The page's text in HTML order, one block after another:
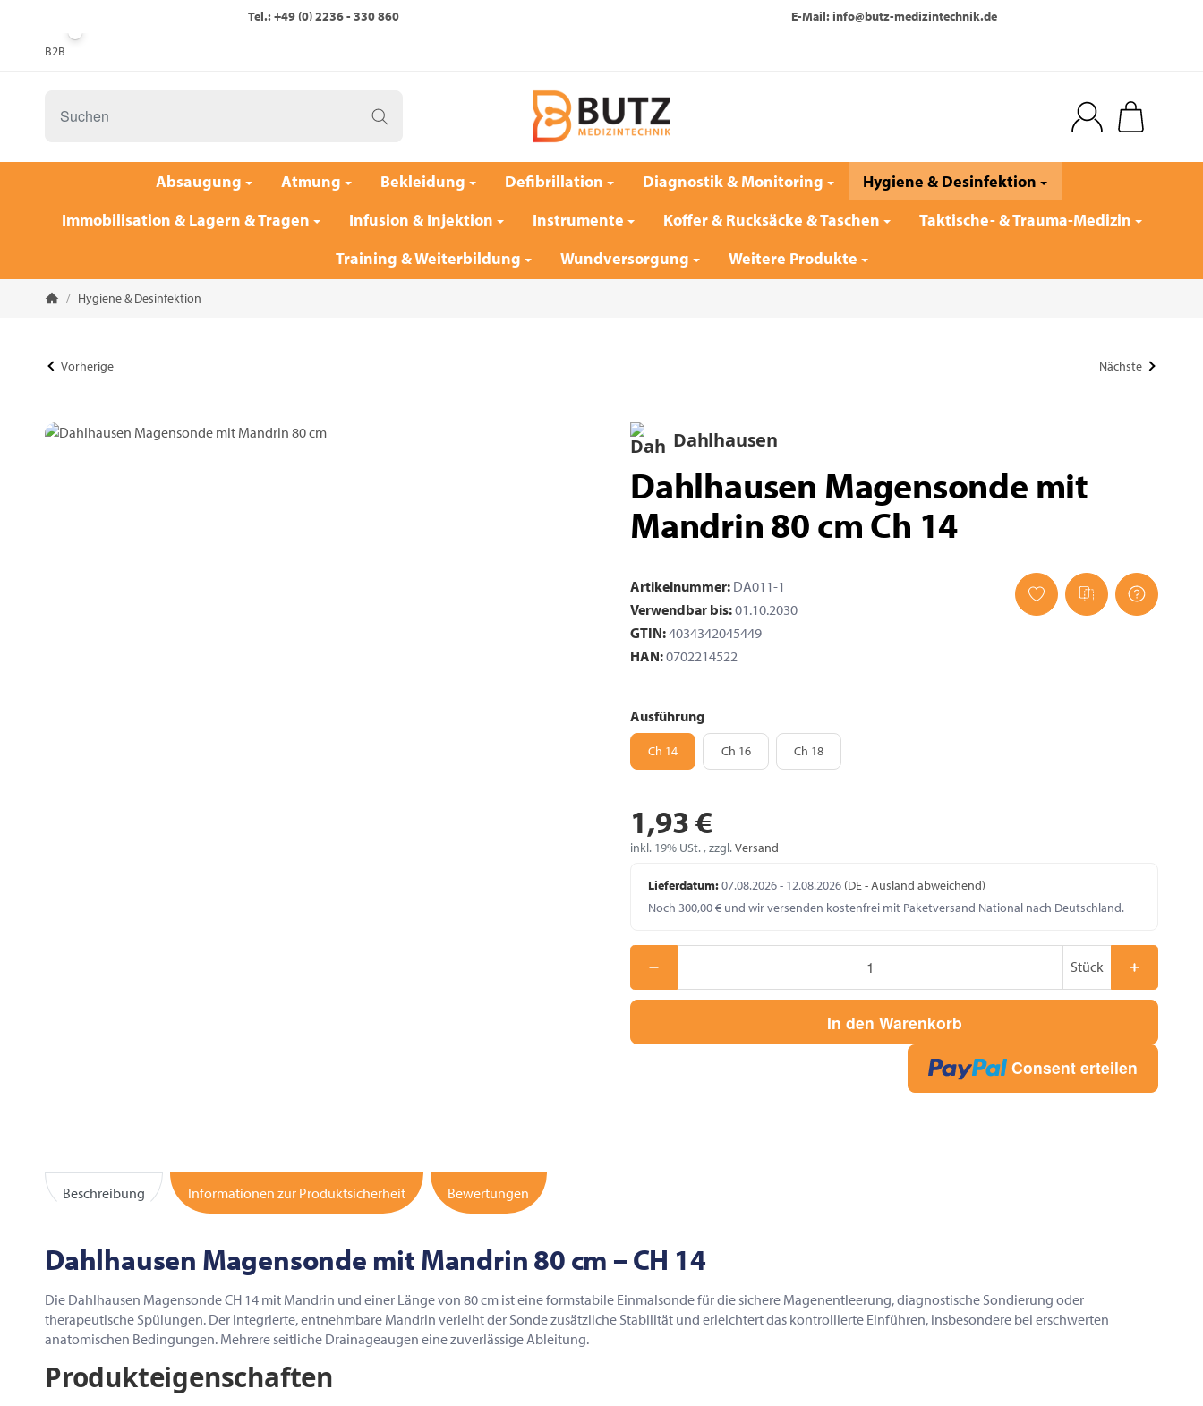
Tel.: +49 (0) 2236 - 330 860 E-Mail: info@butz-medizintechnik.de
B2B
Absaugung Atmung Bekleidung Defibrillation Diagnostik & Monitoring
Hygiene & Desinfektion
Immobilisation & Lagern & Tragen
Infusion & Injektion Instrumente Koffer & Rucksäcke & Taschen
Taktische- & Trauma-Medizin
Training & Weiterbildung
Wundversorgung Weitere Produkte
/ Hygiene & Desinfektion
Vorherige Nächste
Dahlhausen
Dahlhausen Magensonde mit
Mandrin 80 cm Ch 14
Artikelnummer: DA011-1
Verwendbar bis:01.10.2030
GTIN:4034342045449
HAN:0702214522
Ausführung
Ch 14Ch 14 Ch 16Ch 16 Ch 18Ch 18
1,93 €
inkl. 19% USt. , zzgl.Versand
Lieferdatum:07.08.2026 - 12.08.2026 (DE - Ausland abweichend)
Noch 300,00 € und wir versenden kostenfrei mit Paketversand National nach Deutschland.
Stück
In den Warenkorb
Consent erteilen
Beschreibung Informationen zur Produktsicherheit Bewertungen
Dahlhausen Magensonde mit Mandrin 80 cm – CH 14
Die Dahlhausen Magensonde CH 14 mit Mandrin und einer Länge von 80 cm ist eine formstabile Einmalsonde für die sichere Magenentleerung, diagnostische Sondierung oder
therapeutische Spülungen. Der integrierte, entnehmbare Mandrin verleiht der Sonde zusätzliche Stabilität und erleichtert das kontrollierte Einführen, insbesondere bei erschwerten
anatomischen Bedingungen. Mehrere seitliche Drainageaugen eine zuverlässige Ableitung.
Produkteigenschaften